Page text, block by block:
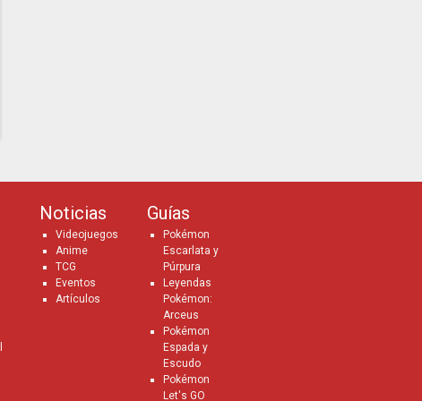
Noticias
Videojuegos
Anime
TCG
Eventos
Artículos
Guías
Pokémon
Escarlata y
Púrpura
Leyendas
Pokémon:
Arceus
Pokémon
Espada y
Escudo
Pokémon
Let's GO